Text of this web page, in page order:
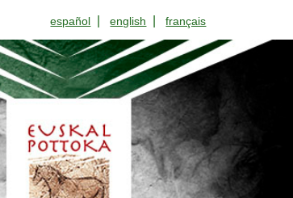
español |english |français